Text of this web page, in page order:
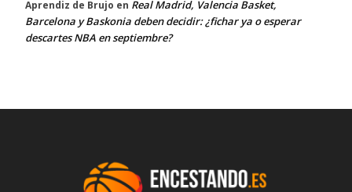
Aprendiz de Brujo en Real Madrid, Valencia Basket,
Barcelona y Baskonia deben decidir: ¿fichar ya o esperar
descartes NBA en septiembre?